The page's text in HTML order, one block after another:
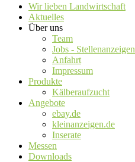
Wir lieben Landwirtschaft
Aktuelles
Über uns
Team
Jobs - Stellenanzeigen
Anfahrt
Impressum
Produkte
Kälberaufzucht
Angebote
ebay.de
kleinanzeigen.de
Inserate
Messen
Downloads